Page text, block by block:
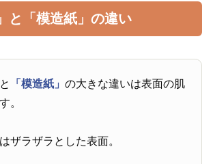
と「模造紙」の違い
と 「模造紙」の大きな違いは表面の肌
。
はザラザラとした表面。